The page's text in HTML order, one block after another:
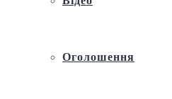
Оголошення